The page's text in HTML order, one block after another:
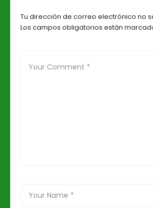
Tu dirección de correo electrónico no
Los campos obligatorios están